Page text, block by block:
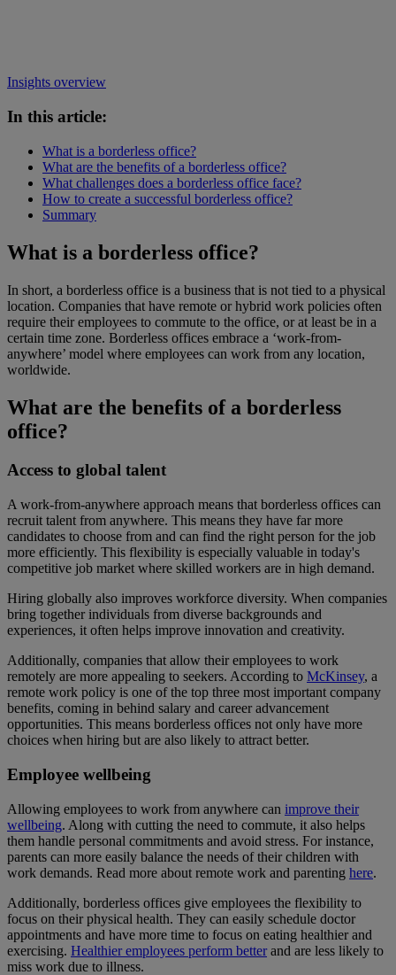
Insights overview
In this article:
What is a borderless office?
What are the benefits of a borderless office?
What challenges does a borderless office face?
How to create a successful borderless office?
Summary
What is a borderless office?
In short, a borderless office is a business that is not tied to a physical
location. Companies that have remote or hybrid work policies often
require their employees to commute to the office, or at least be in a
certain time zone. Borderless offices embrace a ‘work-from-
anywhere’ model where employees can work from any location,
worldwide.
What are the benefits of a borderless
office?
Access to global talent
A work-from-anywhere approach means that borderless offices can
recruit talent from anywhere. This means they have far more
candidates to choose from and can find the right person for the job
more efficiently. This flexibility is especially valuable in today's
competitive job market where skilled workers are in high demand.
Hiring globally also improves workforce diversity. When companies
bring together individuals from diverse backgrounds and
experiences, it often helps improve innovation and creativity.
Additionally, companies that allow their employees to work
remotely are more appealing to seekers. According to McKinsey, a
remote work policy is one of the top three most important company
benefits, coming in behind salary and career advancement
opportunities. This means borderless offices not only have more
choices when hiring but are also likely to attract better.
Employee wellbeing
Allowing employees to work from anywhere can improve their
wellbeing. Along with cutting the need to commute, it also helps
them handle personal commitments and avoid stress. For instance,
parents can more easily balance the needs of their children with
work demands. Read more about remote work and parenting here.
Additionally, borderless offices give employees the flexibility to
focus on their physical health. They can easily schedule doctor
appointments and have more time to focus on eating healthier and
exercising. Healthier employees perform betterand are less likely to
miss work due to illness.